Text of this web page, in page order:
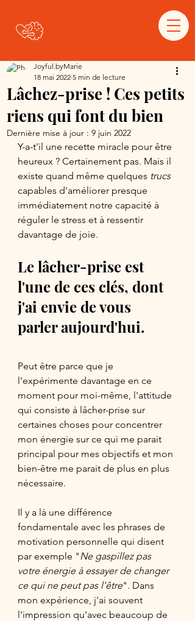
Lâchez-prise ! Ces petits
riens qui font du bien
Joyful.byMarie
18 mai 2022 5 min de lecture
Dernière mise à jour : 9 juin 2022
Y-a-t'il une recette miracle pour être
heureux ? Certainement pas. Mais il
existe quand même quelques trucs
capables d'améliorer presque
immédiatement notre capacité à
réguler le stress et à ressentir
davantage de joie.
Le lâcher-prise est
l'une de ces clés, dont
j'ai envie de vous
parler aujourd'hui.
Peut être parce que je
l'expérimente davantage en ce
moment pour moi-même, l'attitude
qui consiste à lâcher-prise sur
certaines choses pour concentrer
mon énergie sur ce qui me parait
principal pour mes objectifs et mon
bien-être me parait de plus en plus
nécessaire.
Il y a là une différence
fondamentale avec les phrases de
motivation personnelle qui disent
par exemple "Ne gaspillez pas
votre énergie à essayer de changer
ce qui ne peut pas l'être". Dans
mon expérience, j'ai souvent
l'impression qu'avec beaucoup de